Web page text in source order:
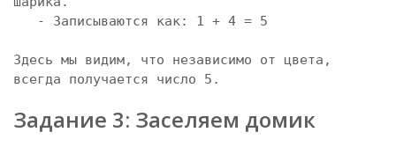
Здесь мы видим, что независимо от цвета,
всегда получается число 5.
Задание 3: Заселяем домик